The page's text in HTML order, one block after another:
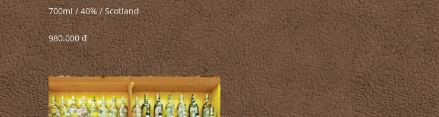
700ml / 40% / Scotland
980.000 đ